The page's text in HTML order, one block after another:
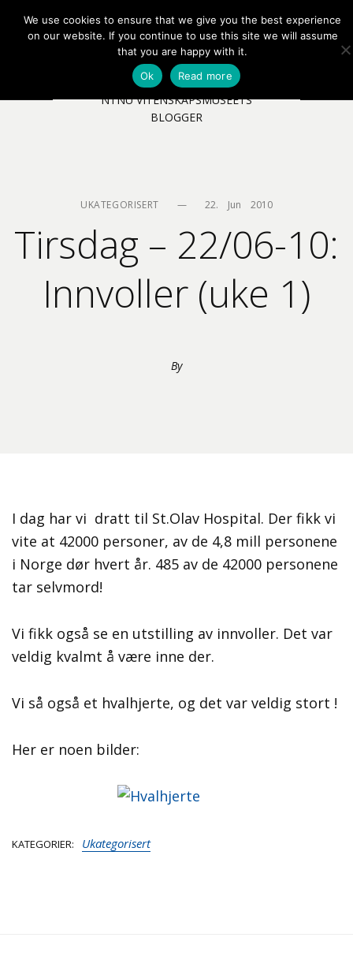
MENY EN NB
NTNU VITENSKAPSMUSEETS
BLOGGER
UKATEGORISERT — 22.    Jun    2010
Tirsdag – 22/06-10:
Innvoller (uke 1)
By
I dag har vi dratt til St.Olav Hospital. Der fikk vi
vite at 42000 personer, av de 4,8 mill personene
i Norge dør hvert år. 485 av de 42000 personene
tar selvmord!
Vi fikk også se en utstilling av innvoller. Det var
veldig kvalmt å være inne der.
Vi så også et hvalhjerte, og det var veldig stort !
Her er noen bilder:
KATEGORIER Ukategorisert
We use cookies to ensure that we give you the best experience
on our website. If you continue to use this site we will assume
that you are happy with it.
Ok
Read more